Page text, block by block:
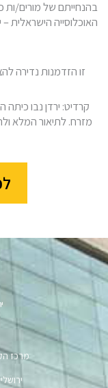
האוכלוסייה הישראלית –
זו הזדמנות נדירה
קרדיט: ירדן נבו כיתה
מזרח. לתיאור המלא
מרכז
ירושלים ת.ד.